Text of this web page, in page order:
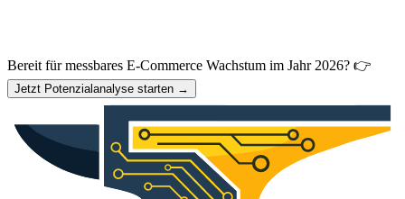
Bereit für messbares E-Commerce Wachstum im Jahr 2026? 👉
Jetzt Potenzialanalyse starten →